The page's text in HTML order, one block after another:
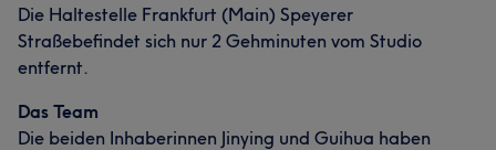
Die Haltestelle Frankfurt (Main) Speyerer
Straßebefindet sich nur 2 Gehminuten vom Studio
entfernt.
Das Team
Die beiden Inhaberinnen Jinying und Guihua haben